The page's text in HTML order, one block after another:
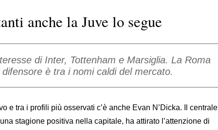
anche la Juve lo segue
di Inter, Tottenham e Marsiglia. La Roma
è tra i nomi caldi del mercato.
e tra i profili più osservati c’è anche Evan N’Dicka. Il centrale
stagione positiva nella capitale, ha attirato l’attenzione di